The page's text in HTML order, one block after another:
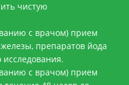
чистую
с врачом) прием
препаратов йода
с врачом) прием